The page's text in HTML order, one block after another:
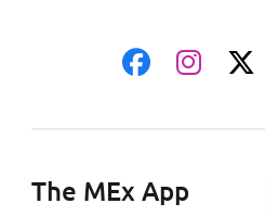
The MEx App